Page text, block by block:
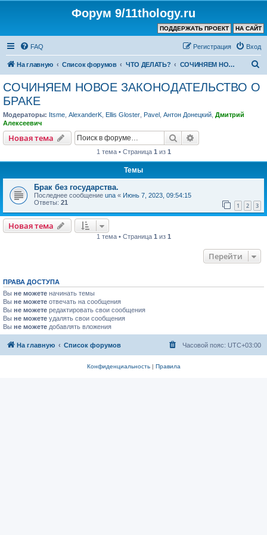
Форум 9/11thology.ru
НА САЙТ
ПОДДЕРЖАТЬ ПРОЕКТ
FAQ Вход
Регистрация
На главную Список форумов ЧТО ДЕЛАТЬ? СОЧИНЯЕМ НОВОЕ ЗАКОНОДАТЕЛЬСТВО О БРАКЕ
СОЧИНЯЕМ НОВОЕ ЗАКОНОДАТЕЛЬСТВО О
БРАКЕ
Модераторы: Itsme AlexanderK Ellis Gloster Pavel Антон Донецкий Дмитрий
Алексеевич
Новая тема Поиск
1 тема • Страница 1 из 1
Темы
Брак без государства.
Последнее сообщение una « Июнь 7, 2023, 09:54:15
Ответы: 21 1 2 3
Новая тема
1 тема • Страница 1 из 1
Перейти
ПРАВА ДОСТУПА
Вы не можете начинать темы
Вы не можете отвечать на сообщения
Вы не можете редактировать свои сообщения
Вы не можете удалять свои сообщения
Вы не можете добавлять вложения
На главную Список форумов Часовой пояс: UTC+03:00
Конфиденциальность| Правила